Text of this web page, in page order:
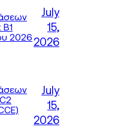
2026
July
15,
2026
July
15,
2026